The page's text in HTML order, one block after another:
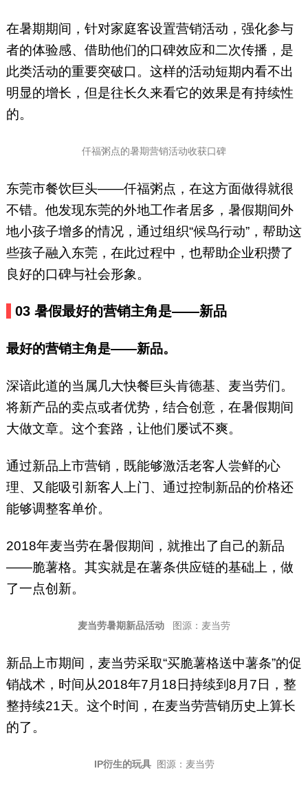
在暑期期间，针对家庭客设置营销活动，强化参与
者的体验感、借助他们的口碑效应和二次传播，是
此类活动的重要突破口。这样的活动短期内看不出
明显的增长，但是往长久来看它的效果是有持续性
的。
仟福粥点的暑期营销活动收获口碑
东莞市餐饮巨头——仟福粥点，在这方面做得就很
不错。他发现东莞的外地工作者居多，暑假期间外
地小孩子增多的情况，通过组织“候鸟行动”，帮助这
些孩子融入东莞，在此过程中，也帮助企业积攒了
良好的口碑与社会形象。
03暑假最好的营销主角是——新品
最好的营销主角是——新品。
深谙此道的当属几大快餐巨头肯德基、麦当劳们。
将新产品的卖点或者优势，结合创意，在暑假期间
大做文章。这个套路，让他们屡试不爽。
通过新品上市营销，既能够激活老客人尝鲜的心
理、又能吸引新客人上门、通过控制新品的价格还
能够调整客单价。
2018年麦当劳在暑假期间，就推出了自己的新品
——脆薯格。其实就是在薯条供应链的基础上，做
了一点创新。
麦当劳暑期新品活动 图源：麦当劳
新品上市期间，麦当劳采取“买脆薯格送中薯条”的促
销战术，时间从2018年7月18日持续到8月7日，整
整持续21天。这个时间，在麦当劳营销历史上算长
的了。
IP衍生的玩具 图源：麦当劳